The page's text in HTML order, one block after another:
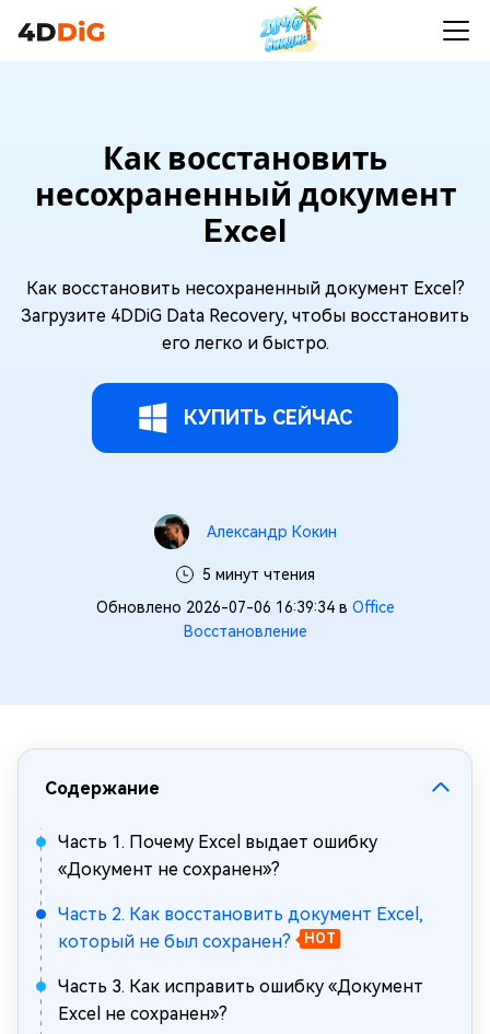
Как восстановить
несохраненный документ
Excel
Как восстановить несохраненный документ Excel?
Загрузите 4DDiG Data Recovery, чтобы восстановить
его легко и быстро.
КУПИТЬ СЕЙЧАС
Александр Кокин
5 минут чтения
Обновлено 2026-07-06 16:39:34 в Office
Восстановление
Содержание
Часть 1. Почему Excel выдает ошибку
«Документ не сохранен»?
Часть 2. Как восстановить документ Excel,
который не был сохранен?
HOT
Часть 3. Как исправить ошибку «Документ
Excel не сохранен»?